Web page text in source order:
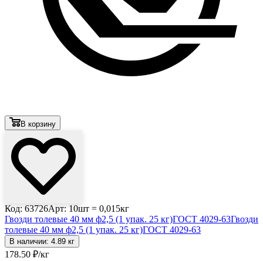
В корзину
Код: 63726Арт: 10шт = 0,015кг
Гвозди толевые 40 мм ф2,5 (1 упак. 25 кг)ГОСТ 4029-63Гвозди
толевые 40 мм ф2,5 (1 упак. 25 кг)ГОСТ 4029-63
В наличии: 4.89 кг
178.50 ₽/кг